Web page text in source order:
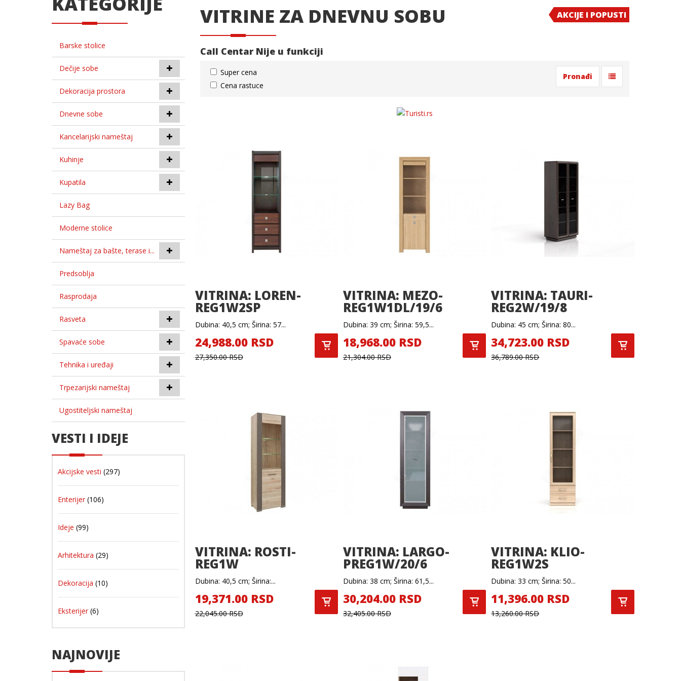
VITRINE ZA DNEVNU SOBU AKCIJE I POPUSTI
Call Centar Nije u funkciji
Super cena
Cena rastuce
VITRINA: LOREN-
REG1W2SP
Dubina: 40,5 cm; Širina: 57...
24,988.00 RSD
27,350.00 RSD
VITRINA: MEZO-
REG1W1DL/19/6
Dubina: 39 cm; Širina: 59,5...
18,968.00 RSD
21,304.00 RSD
VITRINA: TAURI-
REG2W/19/8
Dubina: 45 cm; Širina: 80...
34,723.00 RSD
36,789.00 RSD
VITRINA: ROSTI-
REG1W
Dubina: 40,5 cm; Širina:...
19,371.00 RSD
22,045.00 RSD
VITRINA: LARGO-
PREG1W/20/6
Dubina: 38 cm; Širina: 61,5...
30,204.00 RSD
32,405.00 RSD
VITRINA: KLIO-
REG1W2S
Dubina: 33 cm; Širina: 50...
11,396.00 RSD
13,260.00 RSD
Barske stolice
Dečije sobe
Dekoracija prostora
Dnevne sobe
Kancelarijski nameštaj
Kuhinje
Kupatila
Lazy Bag
Moderne stolice
Nameštaj za bašte, terase i...
Predsoblja
Rasprodaja
Rasveta
Spavaće sobe
Tehnika i uređaji
Trpezarijski nameštaj
Ugostiteljski nameštaj
VESTI I IDEJE
Akcijske vesti (297)
Enterijer (106)
Ideje (99)
Arhitektura (29)
Dekoracija (10)
Eksterijer (6)
NAJNOVIJE